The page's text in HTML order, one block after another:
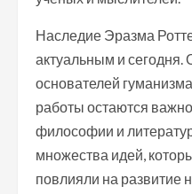
Наследие Эразма
актуальным и сегодня.
основателей
работы остаются
философии и
множества идей,
повлияли на развитие